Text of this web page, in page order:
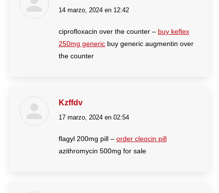
dice:
14 marzo, 2024 en 12:42
ciprofloxacin over the counter – buy keflex
250mg generic buy generic augmentin over
the counter
Kzffdv
dice:
17 marzo, 2024 en 02:54
flagyl 200mg pill – order cleocin pill
azithromycin 500mg for sale